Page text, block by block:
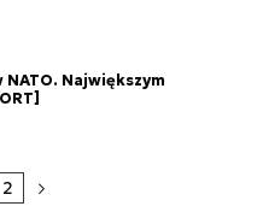
Największym
2